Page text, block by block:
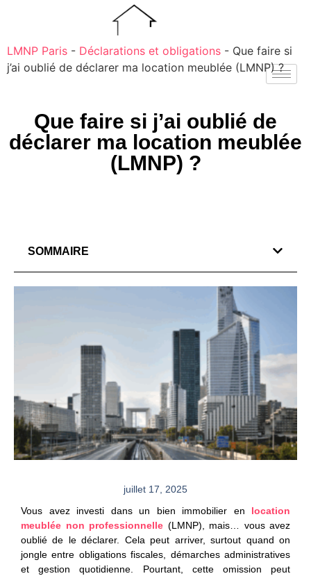
LMNP Paris - Déclarations et obligations - Que faire si
j’ai oublié de déclarer ma location meublée (LMNP) ?
Que faire si j’ai oublié de
déclarer ma location meublée
(LMNP) ?
SOMMAIRE
juillet 17, 2025
Vous avez investi dans un bien immobilier en location
meublée non professionnelle (LMNP), mais… vous avez
oublié de le déclarer. Cela peut arriver, surtout quand on
jongle entre obligations fiscales, démarches administratives
et gestion quotidienne. Pourtant, cette omission peut